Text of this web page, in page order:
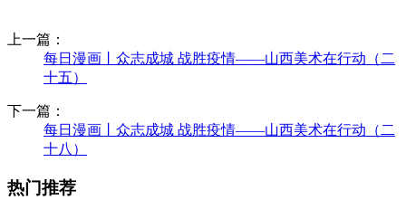
上一篇：
每日漫画丨众志成城 战胜疫情——山西美术在行动（二
十五）
下一篇：
每日漫画丨众志成城 战胜疫情——山西美术在行动（二
十八）
热门推荐